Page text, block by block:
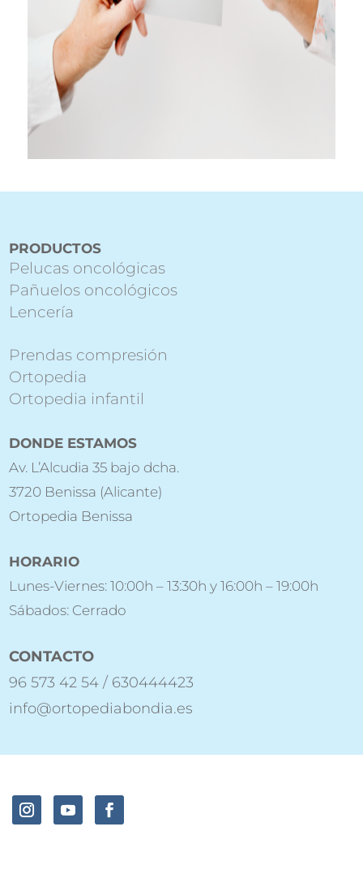
PRODUCTOS
Pelucas oncológicas
Pañuelos oncológicos
Lencería
Prendas compresión
Ortopedia
Ortopedia infantil
DONDE ESTAMOS
Av. L’Alcudia 35 bajo dcha.
3720 Benissa (Alicante)
Ortopedia Benissa
HORARIO
Lunes-Viernes: 10:00h – 13:30h y 16:00h – 19:00h
Sábados: Cerrado
CONTACTO
96 573 42 54 / 630444423
info@ortopediabondia.es